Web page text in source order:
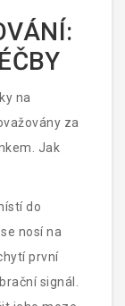
na
za
Jak
do
nosí na
první
signál.